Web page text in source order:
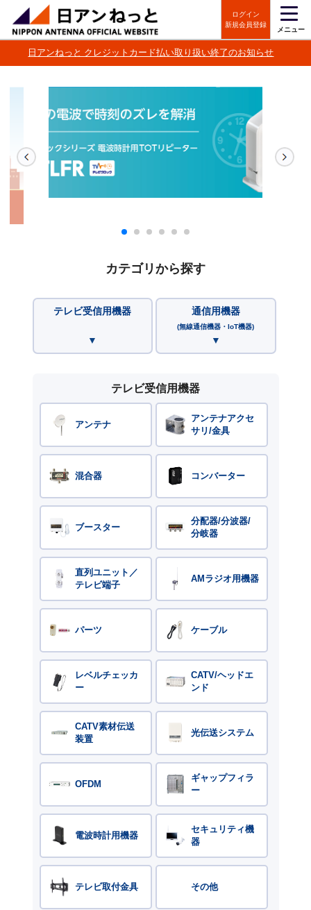
ログイン
新規会員登録
メニュー
日アンねっと クレジットカード払い取り扱い終了のお知らせ
カテゴリから探す
テレビ受信用機器 通信用機器
(無線通信機器・IoT機器)
テレビ受信用機器
アンテナ
アンテナアクセ
サリ/金具
混合器 コンバーター
ブースター
分配器/分波器/
分岐器
直列ユニット／
テレビ端子
AMラジオ用機器
パーツ ケーブル
レベルチェッカ
ー
CATV/ヘッドエ
ンド
CATV素材伝送
装置
光伝送システム
OFDM
ギャップフィラ
ー
電波時計用機器
セキュリティ機
器
テレビ取付金具 その他